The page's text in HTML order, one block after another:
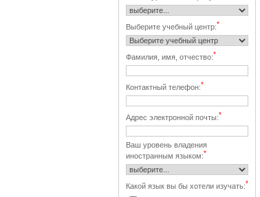
Выберите учебный центр:*
Фамилия, имя, отчество:*
Контактный телефон:*
Адрес электронной почты:*
Ваш уровень владения
иностранным языком:*
Какой язык вы бы хотели изучать:*